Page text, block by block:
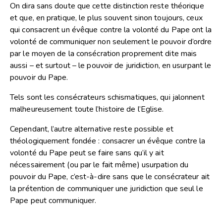
On dira sans doute que cette distinction reste théorique
et que, en pratique, le plus souvent sinon toujours, ceux
qui consacrent un évêque contre la volonté du Pape ont la
volonté de communiquer non seulement le pouvoir d’ordre
par le moyen de la consécration proprement dite mais
aussi – et surtout – le pouvoir de juridiction, en usurpant le
pouvoir du Pape.
Tels sont les consécrateurs schismatiques, qui jalonnent
malheureusement toute l’histoire de l’Eglise.
Cependant, l’autre alternative reste possible et
théologiquement fondée : consacrer un évêque contre la
volonté du Pape peut se faire sans qu’il y ait
nécessairement (ou par le fait même) usurpation du
pouvoir du Pape, c’est-à-dire sans que le consécrateur ait
la prétention de communiquer une juridiction que seul le
Pape peut communiquer.